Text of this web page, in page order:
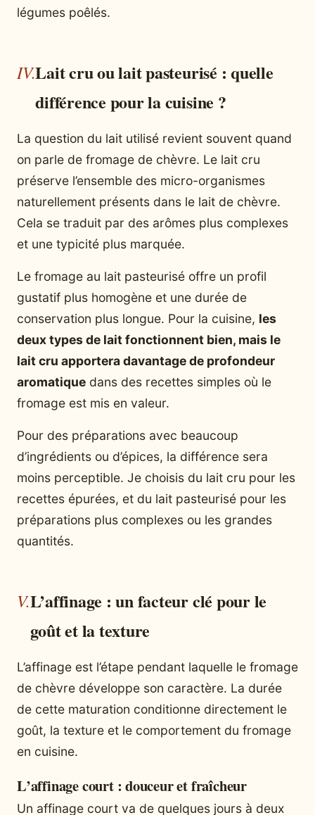
légumes poêlés.
Lait cru ou lait pasteurisé : quelle
différence pour la cuisine ?
La question du lait utilisé revient souvent quand
on parle de fromage de chèvre. Le lait cru
préserve l’ensemble des micro-organismes
naturellement présents dans le lait de chèvre.
Cela se traduit par des arômes plus complexes
et une typicité plus marquée.
Le fromage au lait pasteurisé offre un profil
gustatif plus homogène et une durée de
conservation plus longue. Pour la cuisine, les
deux types de lait fonctionnent bien, mais le
lait cru apportera davantage de profondeur
aromatique dans des recettes simples où le
fromage est mis en valeur.
Pour des préparations avec beaucoup
d’ingrédients ou d’épices, la différence sera
moins perceptible. Je choisis du lait cru pour les
recettes épurées, et du lait pasteurisé pour les
préparations plus complexes ou les grandes
quantités.
L’affinage : un facteur clé pour le
goût et la texture
L’affinage est l’étape pendant laquelle le fromage
de chèvre développe son caractère. La durée
de cette maturation conditionne directement le
goût, la texture et le comportement du fromage
en cuisine.
L’affinage court : douceur et fraîcheur
Un affinage court va de quelques jours à deux